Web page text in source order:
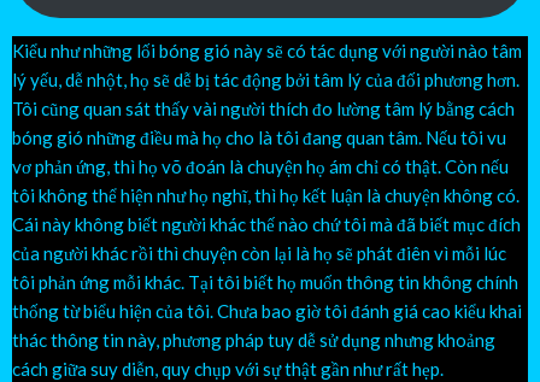
Kiểu như những lối bóng gió này sẽ có tác dụng với người nào tâm
lý yếu, dễ nhột, họ sẽ dễ bị tác động bởi tâm lý của đối phương hơn.
Tôi cũng quan sát thấy vài người thích đo lường tâm lý bằng cách
bóng gió những điều mà họ cho là tôi đang quan tâm. Nếu tôi vu
vơ phản ứng, thì họ võ đoán là chuyện họ ám chỉ có thật. Còn nếu
tôi không thể hiện như họ nghĩ, thì họ kết luận là chuyện không có.
Cái này không biết người khác thế nào chứ tôi mà đã biết mục đích
của người khác rồi thì chuyện còn lại là họ sẽ phát điên vì mỗi lúc
tôi phản ứng mỗi khác. Tại tôi biết họ muốn thông tin không chính
thống từ biểu hiện của tôi. Chưa bao giờ tôi đánh giá cao kiểu khai
thác thông tin này, phương pháp tuy dễ sử dụng nhưng khoảng
cách giữa suy diễn, quy chụp với sự thật gần như rất hẹp.